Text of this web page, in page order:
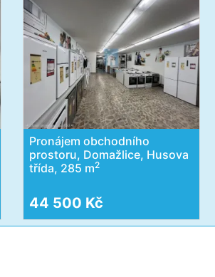
Pronájem obchodního
prostoru, Domažlice, Husova
třída, 285 m2
44 500 Kč